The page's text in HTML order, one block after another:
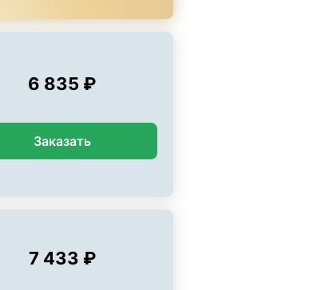
6 835 ₽
Заказать
7 433 ₽